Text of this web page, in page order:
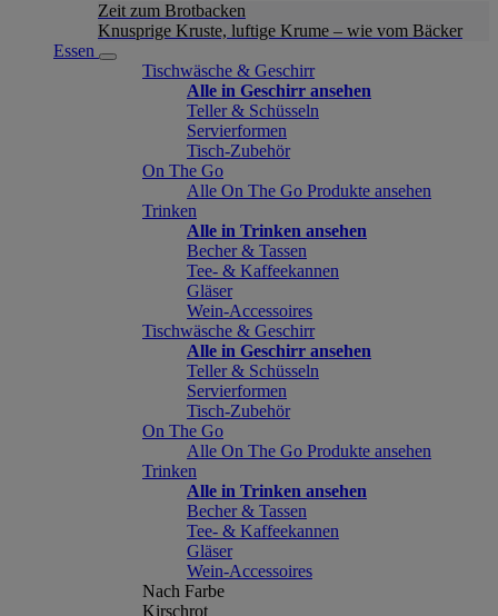
Zeit zum Brotbacken
Knusprige Kruste, luftige Krume – wie vom Bäcker
Essen
Tischwäsche & Geschirr
Alle in Geschirr ansehen
Teller & Schüsseln
Servierformen
Tisch-Zubehör
On The Go
Alle On The Go Produkte ansehen
Trinken
Alle in Trinken ansehen
Becher & Tassen
Tee- & Kaffeekannen
Gläser
Wein-Accessoires
Tischwäsche & Geschirr
Alle in Geschirr ansehen
Teller & Schüsseln
Servierformen
Tisch-Zubehör
On The Go
Alle On The Go Produkte ansehen
Trinken
Alle in Trinken ansehen
Becher & Tassen
Tee- & Kaffeekannen
Gläser
Wein-Accessoires
Nach Farbe
Kirschrot